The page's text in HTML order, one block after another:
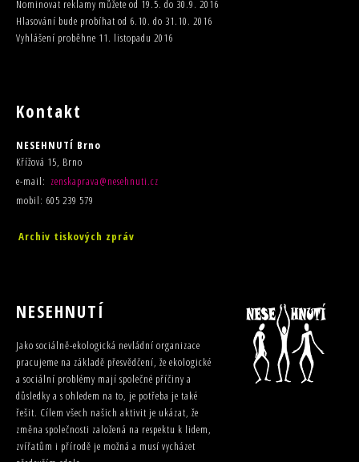
Nominovat reklamy můžete od 19.5. do 30.9. 2016
Hlasování bude probíhat od 6.10. do 31.10. 2016
Vyhlášení proběhne 11. listopadu 2016
Kontakt
NESEHNUTÍ Brno
Křížová 15, Brno
e-mail: zenskaprava@nesehnuti.cz
mobil: 605 239 579
Archiv tiskových zpráv
NESEHNUTÍ
Jako sociálně-ekologická nevládní organizace
pracujeme na základě přesvědčení, že ekologické
a sociální problémy mají společné příčiny a
důsledky a s ohledem na to, je potřeba je také
řešit. Cílem všech našich aktivit je ukázat, že
změna společnosti založená na respektu k lidem,
zvířatům i přírodě je možná a musí vycházet